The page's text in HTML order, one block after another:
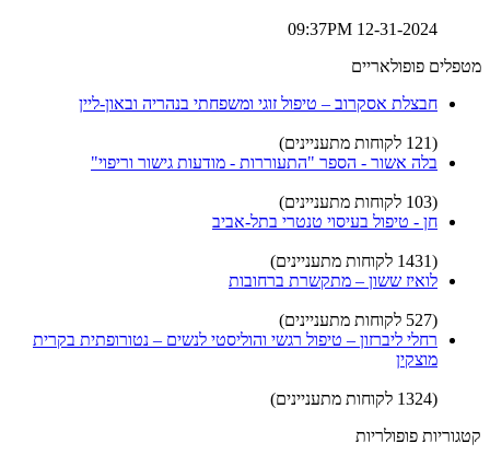
12-31-2024 09:37PM
מטפלים פופולאריים
חבצלת אסקרוב – טיפול זוגי ומשפחתי בנהריה ובאון-ליין
(121 לקוחות מתעניינים)
בלה אשור - הספר "התעוררות - מודעות גישור וריפוי"
(103 לקוחות מתעניינים)
חן - טיפול בעיסוי טנטרי בתל-אביב
(1431 לקוחות מתעניינים)
לואיז ששון – מתקשרת ברחובות
(527 לקוחות מתעניינים)
רחלי ליברזון – טיפול רגשי והוליסטי לנשים – נטורופתית בקרית
מוצקין
(1324 לקוחות מתעניינים)
קטגוריות פופולריות